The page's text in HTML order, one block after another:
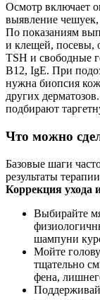
Осмотр включает
выявление
По показаниям
и клещей, посевы,
TSH и свободные
B12, IgE. При
нужна биопсия
других
подбирают
Что можно
Базовые шаги
результаты
Коррекция ухода
Выбирайте
шампуни
Мойте
тщательно
фена,